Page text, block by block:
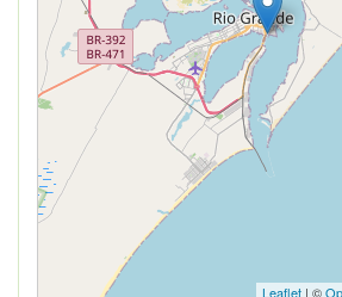
Leaflet | ©